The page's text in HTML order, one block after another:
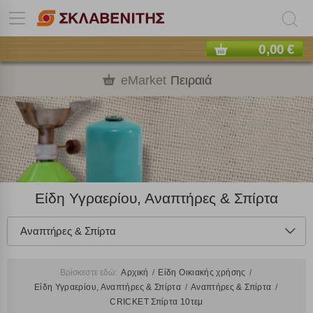
0,00 €
eMarket Πειραιά
Είδη Υγραερίου, Αναπτήρες & Σπίρτα
Αναπτήρες & Σπίρτα
Βρίσκεστε εδώ: Αρχική
Είδη Οικιακής χρήσης
Είδη Υγραερίου, Αναπτήρες & Σπίρτα
Αναπτήρες & Σπίρτα
CRICKET Σπίρτα 10τεμ